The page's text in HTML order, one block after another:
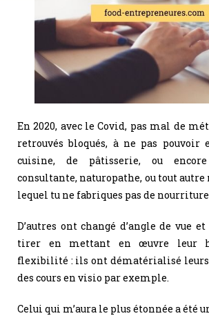
En 2020, avec le Covid, pas mal de
retrouvés bloqués, à ne pas pouvoir
cuisine, de pâtisserie, ou
consultante, naturopathe, ou tout
lequel tu ne fabriques pas de
D’autres ont changé d’angle de vue
tirer en mettant en œuvre leur
flexibilité : ils ont dématérialisé leurs
des cours en visio par exemple.
Celui qui m’aura le plus étonnée a été